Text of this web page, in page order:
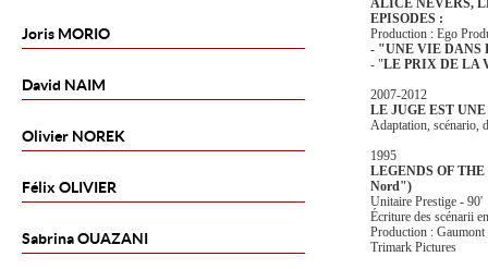
Joris MORIO
David NAIM
Olivier NOREK
Félix OLIVIER
SabrinaOUAZANI
ALICE NEVERS,
EPISODES :
Production : Ego
- "UNE VIE DANS
- "LE PRIX DE LA
2007-2012
LE JUGE EST
Adaptation, scénario,
1995
LEGENDS OF
Nord")
Unitaire Prestige - 90'
Écriture des scénarii
Production :
Trimark Pictures